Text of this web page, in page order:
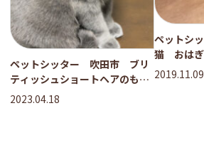
ペットシッター 吹田市 ブリ
ティッシュショートヘアのもも
ちゃん ヒマラヤンのたろうく
2023.04.18
ペットシ
猫 おはぎ
2019.11.09